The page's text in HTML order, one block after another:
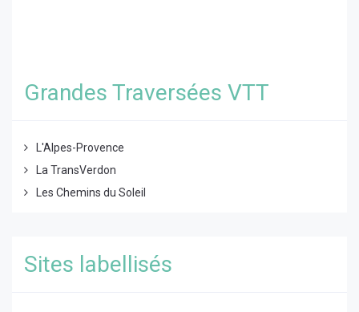
Grandes Traversées VTT
L'Alpes-Provence
La TransVerdon
Les Chemins du Soleil
Sites labellisés